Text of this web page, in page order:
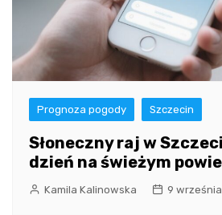
Prognoza pogody Szczecin
Słoneczny raj w
dzień na świeżym
Kamila Kalinowska 9